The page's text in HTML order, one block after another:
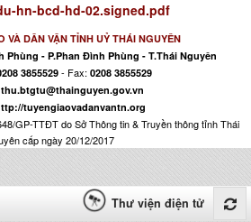
hn-bcd-hd-02.signed.pdf
VÀ DÂN VẬN TỈNH UỶ THÁI NGUYÊN
Phùng - P.Phan Đình Phùng - T.Thái Nguyên
3855529- Fax: 0208 3855529
tuyengiaovadanvantn.org
GP-TTĐT do Sở Thông tin & Truyền thông tỉnh Thái
cấp ngày 20/12/2017
Thư viện điện tử